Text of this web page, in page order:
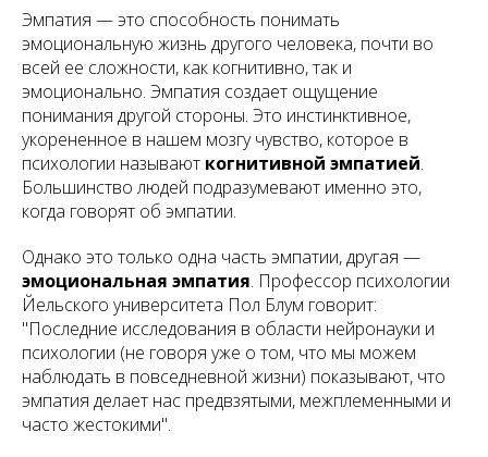
Эмпатия — это способность понимать
эмоциональную жизнь другого человека, почти во
всей ее сложности, как когнитивно, так и
эмоционально. Эмпатия создает ощущение
понимания другой стороны. Это инстинктивное,
укорененное в нашем мозгу чувство, которое в
психологии называют когнитивной эмпатией.
Большинство людей подразумевают именно это,
когда говорят об эмпатии.
Однако это только одна часть эмпатии, другая —
эмоциональная эмпатия. Профессор психологии
Йельского университета Пол Блум говорит:
"Последние исследования в области нейронауки и
психологии (не говоря уже о том, что мы можем
наблюдать в повседневной жизни) показывают, что
эмпатия делает нас предвзятыми, межплеменными и
часто жестокими".